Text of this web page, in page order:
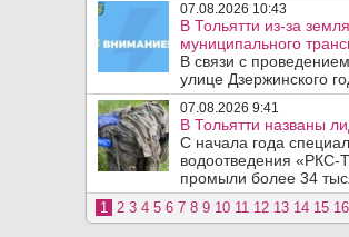
07.08.2026 10:43
В Тольятти из-за
муниципального
В связи с
улице Дзержинского
07.08.2026 9:41
В Тольятти названы
С начала года
водоотведения «РКС-
промыли более 34
1 2 3 4 5 6 7 8 9 10 11 12 13 14 15 16